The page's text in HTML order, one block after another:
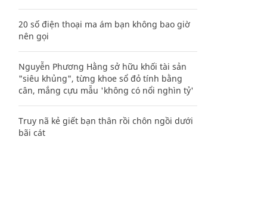
20 số điện thoại ma ám bạn không bao giờ
nên gọi
Nguyễn Phương Hằng sở hữu khối tài sản
"siêu khủng", từng khoe sổ đỏ tính bằng
cân, mắng cựu mẫu 'không có nổi nghìn tỷ'
Truy nã kẻ giết bạn thân rồi chôn ngồi dưới
bãi cát